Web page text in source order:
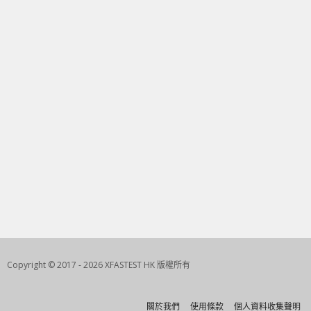
Copyright © 2017 - 2026 XFASTEST HK 版權所有
關於我們 使用條款 個人資料收集聲明